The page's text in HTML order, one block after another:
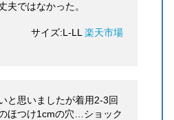
夫ではなかった。
サイズ:L-LL楽天市場
と思いましたが着用2-3回
ほつけ1cmの穴…ショック